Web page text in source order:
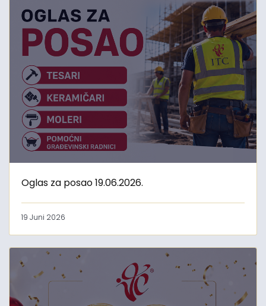
Oglas za posao 19.06.2026.
19 Juni 2026